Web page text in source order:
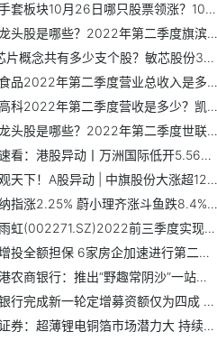
家用手套板块10月26日哪只股票领涨？10月26日同大股份成交额...
玻璃龙头股是哪些？2022年第二季度旗滨集团公司主营收入是多少？
SIC芯片概念共有多少支个股？敏芯股份3日内股价下跌2.66%
克明食品2022年第二季度营业总收入是多少？克明食品7日内股价...
凯龙高科2022年第二季度营收是多少？凯龙高科7日内股价下跌1.13%
养老龙头股是哪些？2022年第二季度世联行主营收入是多少？
全球速看：港股异动丨万洲国际低开5.56% 前三季度收入仅增1....
全球观天下！A股异动 | 中旗股份大涨超12%创新高 Q3净利同比增2.5倍
美股纳指涨2.25% 蔚小理齐涨斗鱼跌8.4%水滴跌5.6%
东方雨虹(002271.SZ)2022前三季度实现营收233.79亿元
中债增投全额担保 6家房企加速进行第二轮融资
张家港农商银行：推出“野趣常阴沙”一站式购物小程序
华夏银行完成新一轮定增募资额仅为四成 募资额大幅缩水
华宝证券：超薄锂电铜箔市场潜力大 持续关注6μm及以下锂电...